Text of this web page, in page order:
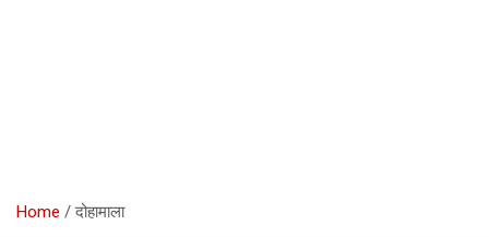
Home दोहामाला